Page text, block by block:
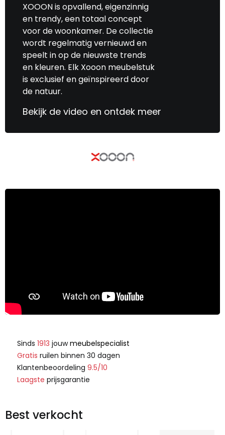
XOOON is opvallend, eigenzinnig
en trendy, een totaal concept
voor de woonkamer. De collectie
wordt regelmatig vernieuwd en
speelt in op de nieuwste trends
en kleuren. Elk Xooon meubelstuk
is exclusief en geïnspireerd door
de natuur.
Bekijk de video en ontdek meer
Sinds 1913 jouwmeubelspecialist
Gratis ruilen binnen 30 dagen
Klantenbeoordeling 9.5/10
Laagste prijsgarantie
Best verkocht